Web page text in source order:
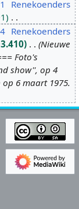
Renekoenders
Renekoenders
Nieuwe
Foto's
show'', op 4
6 maart 1975.